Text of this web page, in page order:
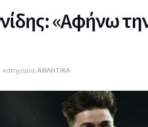
«Αφήνω
κατηγορία: ΑΘΛΗΤΙΚΑ